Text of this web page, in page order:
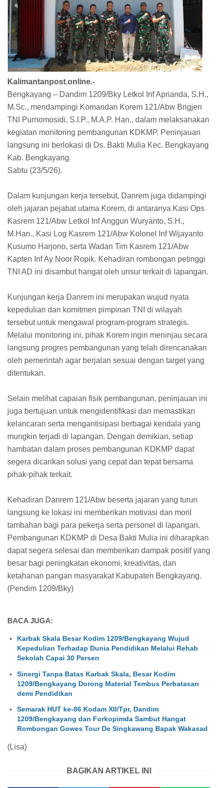
Kalimantanpost.online.-
Bengkayang – Dandim 1209/Bky Letkol Inf Aprianda, S.H.,
M.Sc., mendampingi Komandan Korem 121/Abw Brigjen
TNI Purnomosidi, S.I.P., M.A.P. Han., dalam melaksanakan
kegiatan monitoring pembangunan KDKMP. Peninjauan
langsung ini berlokasi di Ds. Bakti Mulia Kec. Bengkayang
Kab. Bengkayang.
Sabtu (23/5/26).
Dalam kunjungan kerja tersebut, Danrem juga didampingi
oleh jajaran pejabat utama Korem, di antaranya Kasi Ops
Kasrem 121/Abw Letkol Inf Anggun Wuryanto, S.H.,
M.Han., Kasi Log Kasrem 121/Abw Kolonel Inf Wijayanto
Kusumo Harjono, serta Wadan Tim Kasrem 121/Abw
Kapten Inf Ay Noor Ropik. Kehadiran rombongan petinggi
TNI AD ini disambut hangat oleh unsur terkait di lapangan.
Kunjungan kerja Danrem ini merupakan wujud nyata
kepedulian dan komitmen pimpinan TNI di wilayah
tersebut untuk mengawal program-program strategis.
Melalui monitoring ini, pihak Korem ingin meninjau secara
langsung progres pembangunan yang telah direncanakan
oleh pemerintah agar berjalan sesuai dengan target yang
ditentukan.
Selain melihat capaian fisik pembangunan, peninjauan ini
juga bertujuan untuk mengidentifikasi dan memastikan
kelancaran serta mengantisipasi berbagai kendala yang
mungkin terjadi di lapangan. Dengan demikian, setiap
hambatan dalam proses pembangunan KDKMP dapat
segera dicarikan solusi yang cepat dan tepat bersama
pihak-pihak terkait.
Kehadiran Danrem 121/Abw beserta jajaran yang turun
langsung ke lokasi ini memberikan motivasi dan moril
tambahan bagi para pekerja serta personel di lapangan.
Pembangunan KDKMP di Desa Bakti Mulia ini diharapkan
dapat segera selesai dan memberikan dampak positif yang
besar bagi peningkatan ekonomi, kreativitas, dan
ketahanan pangan masyarakat Kabupaten Bengkayang.
(Pendim 1209/Bky)
BACA JUGA:
Karbak Skala Besar Kodim 1209/Bengkayang Wujud
Kepedulian Terhadap Dunia Pendidikan Melalui Rehab
Sekolah Capai 30 Persen
Sinergi Tanpa Batas Karbak Skala, Besar Kodim
1209/Bengkayang Dorong Material Tembus Perbatasan
demi Pendidikan
Semarak HUT ke-86 Kodam XII/Tpr, Dandim
1209/Bengkayang dan Forkopimda Sambut Hangat
Rombongan Gowes Tour De Singkawang Bapak Wakasad
(Lisa)
BAGIKAN ARTIKEL INI